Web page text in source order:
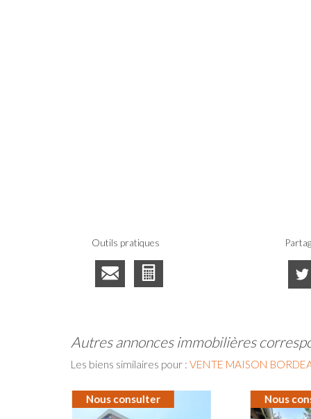
Outils pratiques
autres annonces immobilières
Les biens similaires pour : VENTE MAISON
Nous consulter